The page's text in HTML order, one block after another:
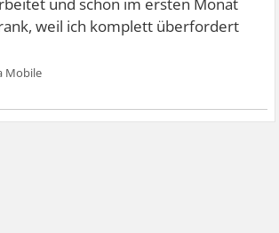
weil ich komplett überfordert